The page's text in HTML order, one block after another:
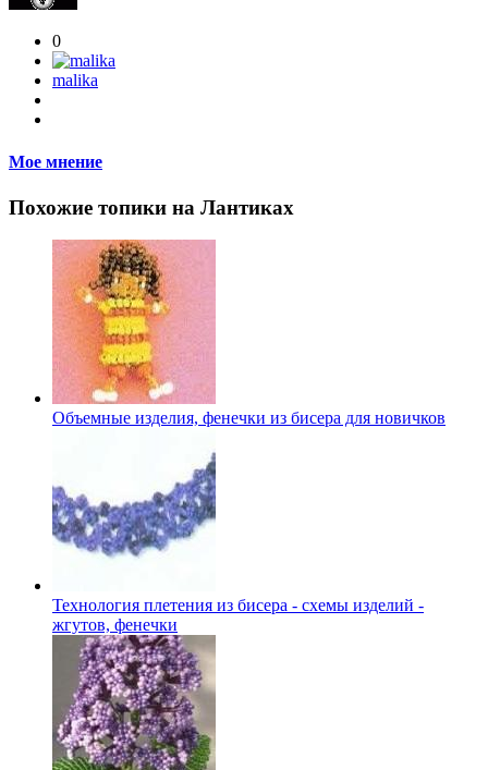
0
malika
Мое мнение
Похожие топики на Лантиках
Объемные изделия, фенечки из бисера для новичков
Технология плетения из бисера - схемы изделий -
жгутов, фенечки